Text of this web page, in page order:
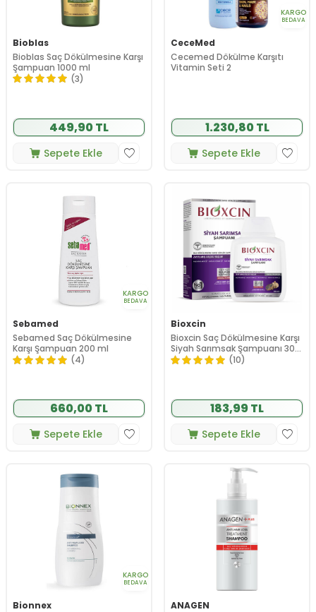
Bioblas
Bioblas Saç Dökülmesine Karşı
Şampuan 1000 ml
(3)
449,90 TL
Sepete Ekle
KARGO
BEDAVA
CeceMed
Cecemed Dökülme Karşıtı
Vitamin Seti 2
1.230,80 TL
Sepete Ekle
KARGO
BEDAVA
Sebamed
Sebamed Saç Dökülmesine
Karşı Şampuan 200 ml
(4)
660,00 TL
Sepete Ekle
Bioxcin
Bioxcin Saç Dökülmesine Karşı
Siyah Sarımsak Şampuanı 300
ml
(10)
183,99 TL
Sepete Ekle
KARGO
BEDAVA
Bionnex
ANAGEN